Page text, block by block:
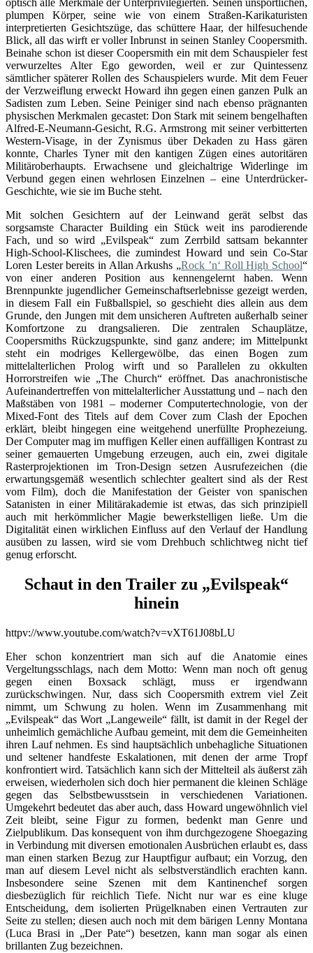
optisch alle Merkmale der Unterprivilegierten. Seinen unsportlichen,
plumpen Körper, seine wie von einem Straßen-Karikaturisten
interpretierten Gesichtszüge, das schüttere Haar, der hilfesuchende
Blick, all das wirft er voller Inbrunst in seinen Stanley Coopersmith.
Beinahe schon ist dieser Coopersmith ein mit dem Schauspieler fest
verwurzeltes Alter Ego geworden, weil er zur Quintessenz
sämtlicher späterer Rollen des Schauspielers wurde. Mit dem Feuer
der Verzweiflung erweckt Howard ihn gegen einen ganzen Pulk an
Sadisten zum Leben. Seine Peiniger sind nach ebenso prägnanten
physischen Merkmalen gecastet: Don Stark mit seinem bengelhaften
Alfred-E-Neumann-Gesicht, R.G. Armstrong mit seiner verbitterten
Western-Visage, in der Zynismus über Dekaden zu Hass gären
konnte, Charles Tyner mit den kantigen Zügen eines autoritären
Militäroberhaupts. Erwachsene und gleichaltrige Widerlinge im
Verbund gegen einen wehrlosen Einzelnen – eine Unterdrücker-
Geschichte, wie sie im Buche steht.
Mit solchen Gesichtern auf der Leinwand gerät selbst das
sorgsamste Character Building ein Stück weit ins parodierende
Fach, und so wird „Evilspeak“ zum Zerrbild sattsam bekannter
High-School-Klischees, die zumindest Howard und sein Co-Star
Loren Lester bereits in Allan Arkushs „Rock ’n‘ Roll High School“
von einer anderen Position aus kennengelernt haben. Wenn
Brennpunkte jugendlicher Gemeinschaftserlebnisse gezeigt werden,
in diesem Fall ein Fußballspiel, so geschieht dies allein aus dem
Grunde, den Jungen mit dem unsicheren Auftreten außerhalb seiner
Komfortzone zu drangsalieren. Die zentralen Schauplätze,
Coopersmiths Rückzugspunkte, sind ganz andere; im Mittelpunkt
steht ein modriges Kellergewölbe, das einen Bogen zum
mittelalterlichen Prolog wirft und so Parallelen zu okkulten
Horrorstreifen wie „The Church“ eröffnet. Das anachronistische
Aufeinandertreffen von mittelalterlicher Ausstattung und – nach den
Maßstäben von 1981 – moderner Computertechnologie, von der
Mixed-Font des Titels auf dem Cover zum Clash der Epochen
erklärt, bleibt hingegen eine weitgehend unerfüllte Prophezeiung.
Der Computer mag im muffigen Keller einen auffälligen Kontrast zu
seiner gemauerten Umgebung erzeugen, auch ein, zwei digitale
Rasterprojektionen im Tron-Design setzen Ausrufezeichen (die
erwartungsgemäß wesentlich schlechter gealtert sind als der Rest
vom Film), doch die Manifestation der Geister von spanischen
Satanisten in einer Militärakademie ist etwas, das sich prinzipiell
auch mit herkömmlicher Magie bewerkstelligen ließe. Um die
Digitalität einen wirklichen Einfluss auf den Verlauf der Handlung
ausüben zu lassen, wird sie vom Drehbuch schlichtweg nicht tief
genug erforscht.
Schaut in den Trailer zu „Evilspeak“
hinein
httpv://www.youtube.com/watch?v=vXT61J08bLU
Eher schon konzentriert man sich auf die Anatomie eines
Vergeltungsschlags, nach dem Motto: Wenn man noch oft genug
gegen einen Boxsack schlägt, muss er irgendwann
zurückschwingen. Nur, dass sich Coopersmith extrem viel Zeit
nimmt, um Schwung zu holen. Wenn im Zusammenhang mit
„Evilspeak“ das Wort „Langeweile“ fällt, ist damit in der Regel der
unheimlich gemächliche Aufbau gemeint, mit dem die Gemeinheiten
ihren Lauf nehmen. Es sind hauptsächlich unbehagliche Situationen
und seltener handfeste Eskalationen, mit denen der arme Tropf
konfrontiert wird. Tatsächlich kann sich der Mittelteil als äußerst zäh
erweisen, wiederholen sich doch hier permanent die kleinen Schläge
gegen das Selbstbewusstsein in verschiedenen Variationen.
Umgekehrt bedeutet das aber auch, dass Howard ungewöhnlich viel
Zeit bleibt, seine Figur zu formen, bedenkt man Genre und
Zielpublikum. Das konsequent von ihm durchgezogene Shoegazing
in Verbindung mit diversen emotionalen Ausbrüchen erlaubt es, dass
man einen starken Bezug zur Hauptfigur aufbaut; ein Vorzug, den
man auf diesem Level nicht als selbstverständlich erachten kann.
Insbesondere seine Szenen mit dem Kantinenchef sorgen
diesbezüglich für reichlich Tiefe. Nicht nur war es eine kluge
Entscheidung, dem isolierten Prügelknaben einen Vertrauten zur
Seite zu stellen; diesen auch noch mit dem bärigen Lenny Montana
(Luca Brasi in „Der Pate“) besetzen, kann man sogar als einen
brillanten Zug bezeichnen.